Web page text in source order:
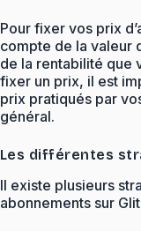
Pour fixer vos prix
compte de la valeur
de la rentabilité que
fixer un prix, il est
prix pratiqués par
général.
Les différentes
Il existe plusieurs
abonnements sur